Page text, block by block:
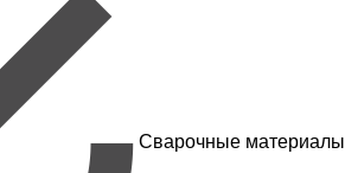
Сварочные материалы